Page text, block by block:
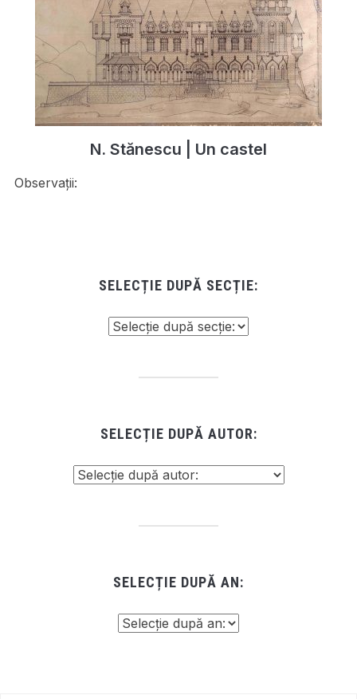
N. Stănescu | Un castel
Observații:
SELECȚIE DUPĂ SECȚIE:
SELECȚIE DUPĂ AUTOR:
SELECȚIE DUPĂ AN: